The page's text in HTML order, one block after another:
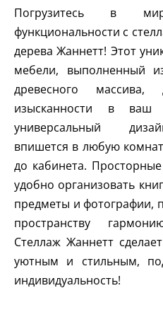
Погрузитесь в
функциональности с
дерева Жаннетт! Этот
мебели, выполненный
древесного массива,
изысканности в ваш
универсальный
впишется в любую
до кабинета.
удобно организовать
предметы и фотографии,
пространству
Стеллаж Жаннетт
уютным и стильным,
индивидуальность!